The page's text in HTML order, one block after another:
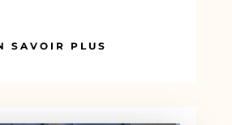
SAVOIR PLUS